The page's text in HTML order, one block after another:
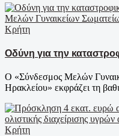
Κρήτη
Οδύνη για την
Ο «Σύνδεσμος Μελών
Ηρακλείου» εκφράζει τη
Κρήτη